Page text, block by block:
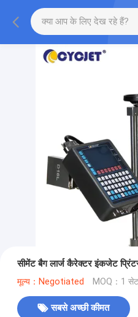
सीमेंट बैग लार्ज कैरेक्टर इंकजेट
मूल्य：Negotiated MOQ：1 सेट
सबसे अच्छी कीमत